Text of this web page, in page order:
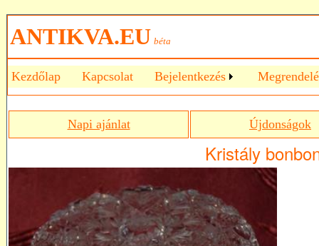
ANTIKVA.EU béta
Kezdőlap Kapcsolat Bejelentkezés
Napi ajánlat Újdonságok
Kristály